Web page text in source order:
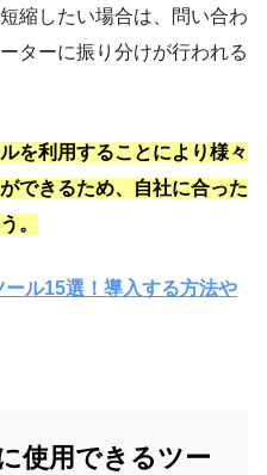
縮したい場合は、問い合わ
ターに振り分けが行われる
を利用することにより様々
できるため、自社に合った
。
ール15選！導入する方法や
使用できるツー